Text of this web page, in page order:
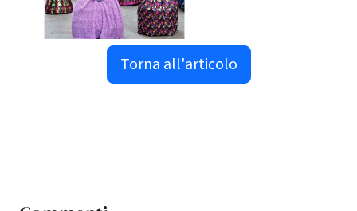
Torna all'articolo